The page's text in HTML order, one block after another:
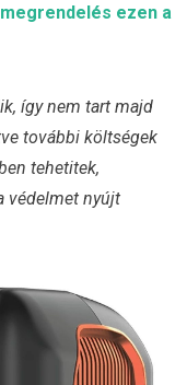
ezen a
így nem tart majd
további költségek
tehetitek,
védelmet nyújt